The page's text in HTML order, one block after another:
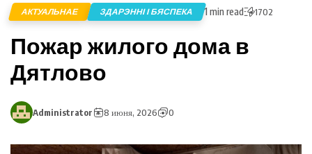
АКТУАЛЬНАЕ ЗДАРЭННІ І БЯСПЕКА 1 min read 1702
Пожар жилого дома в
Дятлово
Administrator 8 июня, 2026 0